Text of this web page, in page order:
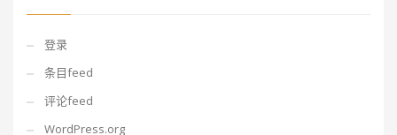
登录
条目feed
评论feed
WordPress.org